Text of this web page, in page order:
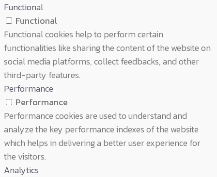
Functional
Functional
Functional cookies help to perform certain
functionalities like sharing the content of the website on
social media platforms, collect feedbacks, and other
third-party features.
Performance
Performance
Performance cookies are used to understand and
analyze the key performance indexes of the website
which helps in delivering a better user experience for
the visitors.
Analytics